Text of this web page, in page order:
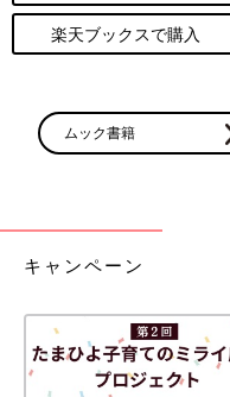
楽天ブックスで購入
ムック書籍
キャンペーン